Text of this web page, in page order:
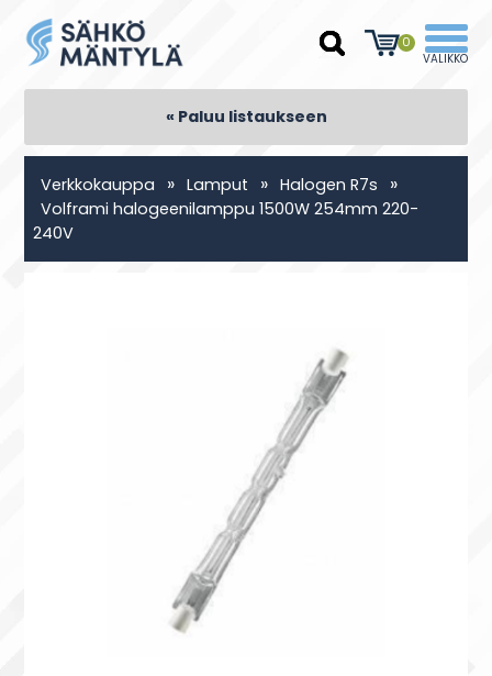
0
« Paluu listaukseen
Verkkokauppa » Lamput » Halogen R7s »
Volframi halogeenilamppu 1500W 254mm 220-
240V